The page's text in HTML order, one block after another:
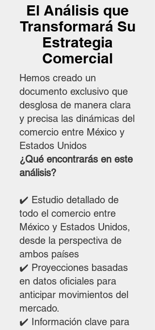
El Análisis que
Transformará Su
Estrategia
Comercial
Hemos creado un
documento exclusivo que
desglosa de manera clara
y precisa las dinámicas del
comercio entre México y
Estados Unidos
¿Qué encontrarás en este
análisis?
✔️ Estudio detallado de
todo el comercio entre
México y Estados Unidos,
desde la perspectiva de
ambos países
✔️ Proyecciones basadas
en datos oficiales para
anticipar movimientos del
mercado.
✔️ Información clave para